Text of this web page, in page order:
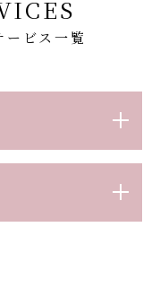
ービス一覧